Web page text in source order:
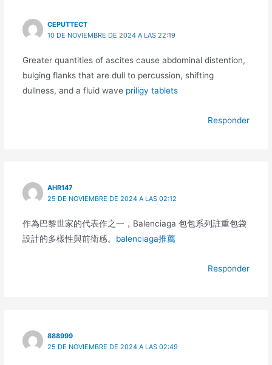
CEPUTTECT
10 DE NOVIEMBRE DE 2024 A LAS 22:19
Greater quantities of ascites cause abdominal distention,
bulging flanks that are dull to percussion, shifting
dullness, and a fluid wave priligy tablets
Responder
AHR147
25 DE NOVIEMBRE DE 2024 A LAS 02:12
作為巴黎世家的代表作之一，Balenciaga 包包系列註重包袋
設計的多樣性與前衛感。 balenciaga推薦
Responder
888999
25 DE NOVIEMBRE DE 2024 A LAS 02:49